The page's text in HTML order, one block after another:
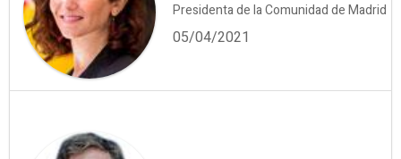
Presidenta de la Comunidad de Madrid
05/04/2021